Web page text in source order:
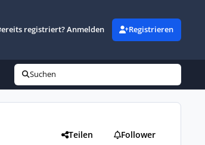
registriert? Anmelden Registrieren
Suchen
Teilen Follower